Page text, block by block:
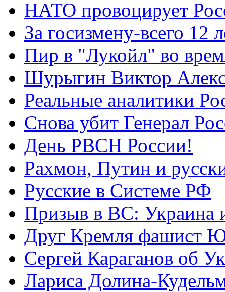
НАТО провоцирует
За госизмену-всего 12
Пир в "Лукойл" во
Шурыгин Виктор
Реальные аналитики
Снова убит Генерал
День РВСН России!
Рахмон, Путин и
Русские в Системе РФ
Призыв в ВС: Украина
Друг Кремля фашист
Сергей Караганов об
Лариса Долина-